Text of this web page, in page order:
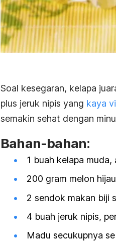
Soal kesegaran, kelapa
plus jeruk nipis yang kaya
semakin sehat dengan
Bahan-bahan:
1 buah kelapa
200 gram melon
2 sendok makan biji
4 buah jeruk nipis,
Madu secukupnya